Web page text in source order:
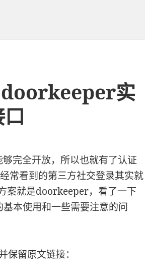
实
完全开放，所以也就有了认证
常看到的第三方社交登录其实就
案就是doorkeeper，看了一下
本使用和一些需要注意的问
留原文链接：